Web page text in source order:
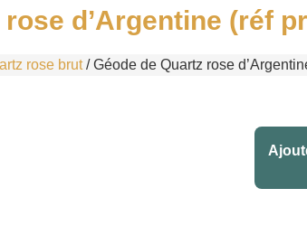
d’Argentine (réf
rose brut/ Géode de Quartz rose